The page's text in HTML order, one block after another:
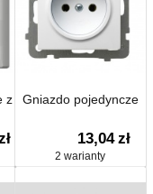
z
Gniazdo pojedyncze
13,04 zł
2 warianty